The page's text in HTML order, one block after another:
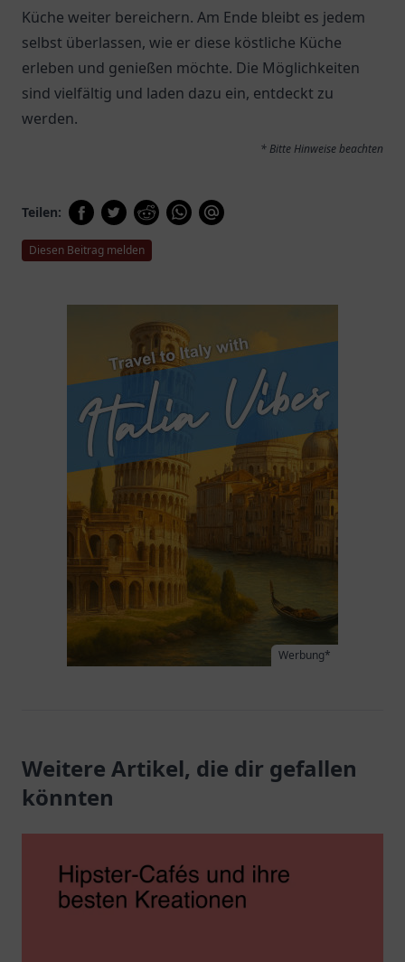
Küche weiter bereichern. Am Ende bleibt es jedem
selbst überlassen, wie er diese köstliche Küche
erleben und genießen möchte. Die Möglichkeiten
sind vielfältig und laden dazu ein, entdeckt zu
werden.
* Bitte Hinweise beachten
Teilen:
Diesen Beitrag melden
Werbung*
Weitere Artikel, die dir gefallen
könnten